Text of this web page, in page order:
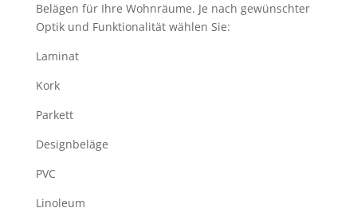
Belägen für Ihre Wohnräume. Je nach gewünschter
Optik und Funktionalität wählen Sie:
Laminat
Kork
Parkett
Designbeläge
PVC
Linoleum